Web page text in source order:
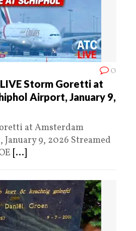
0
LIVE Storm Goretti at
Airport, January 9,
at Amsterdam
9, 2026 Streamed
[...]